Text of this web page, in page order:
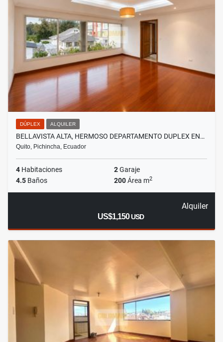
DÚPLEX ALQUILER
BELLAVISTA ALTA, HERMOSO DEPARTAMENTO DUPLEX EN…
Quito, Pichincha, Ecuador
4 Habitaciones 2Garaje
4.5 Baños 200Área m2
Alquiler
US$1,150USD